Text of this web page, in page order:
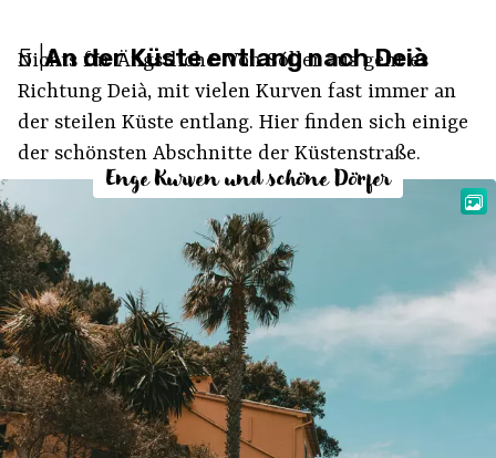
5|An der Küste entlang nach Deià
Nichts für Ängstliche: Von Sóller aus geht es
Richtung Deià, mit vielen Kurven fast immer an
der steilen Küste entlang. Hier finden sich einige
der schönsten Abschnitte der Küstenstraße.
Enge Kurven und schöne Dörfer